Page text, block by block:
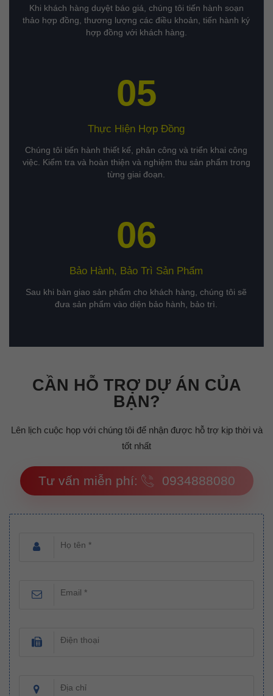
Khi khách hàng duyệt báo giá, chúng tôi tiến hành soạn
thảo hợp đồng, thương lượng các điều khoản, tiến hành ký
hợp đồng với khách hàng.
05
Thực Hiện Hợp Đồng
Chúng tôi tiến hành thiết kế, phân công và triển khai công
việc. Kiểm tra và hoàn thiện và nghiệm thu sản phẩm trong
từng giai đoạn.
06
Bảo Hành, Bảo Trì Sản Phẩm
Sau khi bàn giao sản phẩm cho khách hàng, chúng tôi sẽ
đưa sản phẩm vào diện bảo hành, bảo trì.
CẦN HỖ TRỢ DỰ ÁN CỦA
BẠN?
Lên lịch cuộc họp với chúng tôi để nhận được hỗ trợ kịp thời và
tốt nhất
Tư vấn miễn phí: 0934888080
Họ tên *
Email *
Điện thoại
Địa chỉ